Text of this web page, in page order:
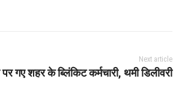
Next article
गए शहर के ब्लिंकिट कर्मचारी, थमी डिलीवरी